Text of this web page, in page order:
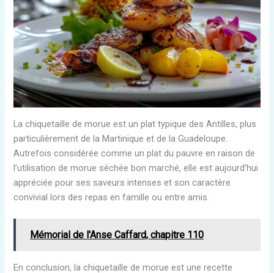
La chiquetaille de morue est un plat typique des Antilles, plus
particulièrement de la Martinique et de la Guadeloupe.
Autrefois considérée comme un plat du pauvre en raison de
l’utilisation de morue séchée bon marché, elle est aujourd’hui
appréciée pour ses saveurs intenses et son caractère
convivial lors des repas en famille ou entre amis.
Mémorial de l'Anse Caffard, chapitre 110
En conclusion, la chiquetaille de morue est une recette